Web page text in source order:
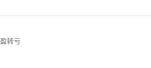
转亏